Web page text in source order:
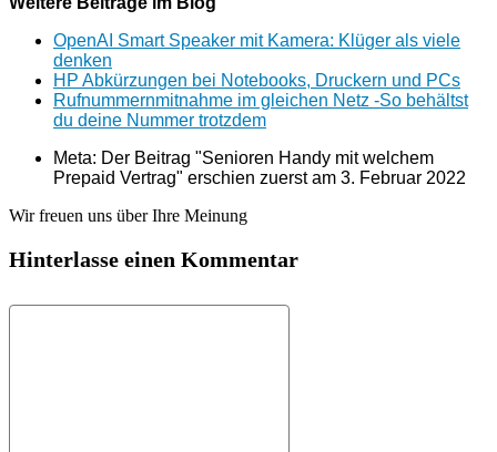
OpenAI Smart Speaker mit Kamera: Klüger als viele
denken
HP Abkürzungen bei Notebooks, Druckern und PCs
Rufnummernmitnahme im gleichen Netz -So behältst
du deine Nummer trotzdem
Meta: Der Beitrag "Senioren Handy mit welchem
Prepaid Vertrag" erschien zuerst am 3. Februar 2022
Wir freuen uns über Ihre Meinung
Hinterlasse einen Kommentar